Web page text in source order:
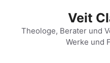
springen
Veit
Theologe, Berater und
Werke und